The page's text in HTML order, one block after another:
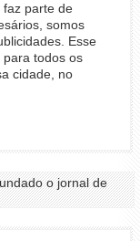
parte de
somos
Esse
todos os
cidade, no
o jornal de